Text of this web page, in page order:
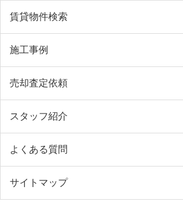
賃貸物件検索
施工事例
売却査定依頼
スタッフ紹介
よくある質問
サイトマップ